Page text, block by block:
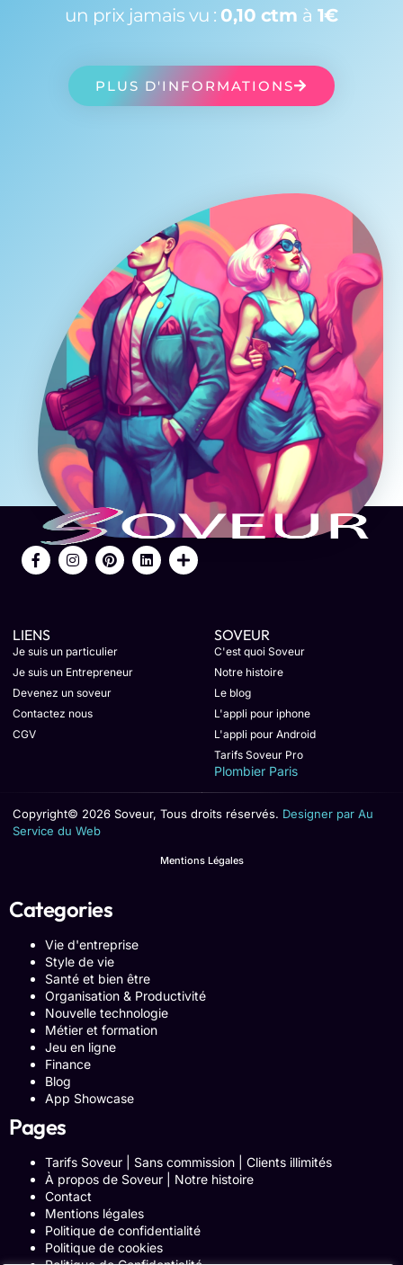
un prix jamais vu : 0,10 ctm à 1€
PLUS D'INFORMATIONS
LIENS
Je suis un particulier
Je suis un Entrepreneur
Devenez un soveur
Contactez nous
CGV
SOVEUR
C'est quoi Soveur
Notre histoire
Le blog
L'appli pour iphone
L'appli pour Android
Tarifs Soveur Pro
Plombier Paris
Copyright© 2026 Soveur, Tous droits réservés. Designer par Au
Service du Web
Mentions Légales
Categories
Vie d'entreprise
Style de vie
Santé et bien être
Organisation & Productivité
Nouvelle technologie
Métier et formation
Jeu en ligne
Finance
Blog
App Showcase
Pages
Tarifs Soveur | Sans commission | Clients illimités
À propos de Soveur | Notre histoire
Contact
Mentions légales
Politique de confidentialité
Politique de cookies